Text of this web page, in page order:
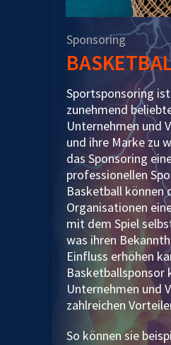
Sponsoring
Sportsponsoring
zunehmend
Unternehmen und
und ihre Marke zu
das Sponsoring
professionellen
Basketball können
Organisationen
mit dem Spiel
was ihren
Einfluss erhöhen
Basketballsponsor
Unternehmen und
zahlreichen
So können sie